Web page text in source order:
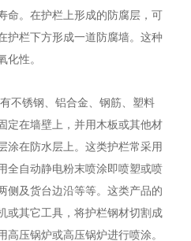
命。在护栏上形成的防腐层，可
护栏下方形成一道防腐墙。这种
化性。
不锈钢、铝合金、钢筋、塑料
定在墙壁上，并用木板或其他材
涂在防水层上。这类护栏常采用
全自动静电粉末喷涂即喷塑或喷
侧及货台边沿等等。这类产品的
或其它工具，将护栏钢材切割成
压锅炉或高压锅炉进行喷涂。